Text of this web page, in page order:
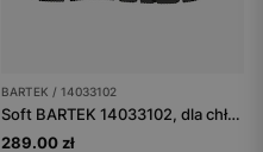
BARTEK / 14033102
Soft BARTEK 14033102, dla chłopców, zielony
289.00 zł